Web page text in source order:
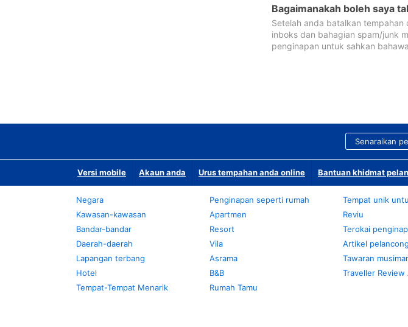
Bagaimanakah boleh saya
Setelah anda batalkan
inboks dan bahagian spam/junk
penginapan untuk sahkan
Senaraikan
Versi mobile Akaun anda Urus tempahan anda online Bantuan khidmat
Negara
Kawasan-kawasan
Bandar-bandar
Daerah-daerah
Lapangan terbang
Hotel
Tempat-Tempat Menarik
Penginapan seperti rumah
Apartmen
Resort
Vila
Asrama
B&B
Rumah Tamu
Tempat unik
Reviu
Terokai
Artikel
Tawaran
Traveller Review